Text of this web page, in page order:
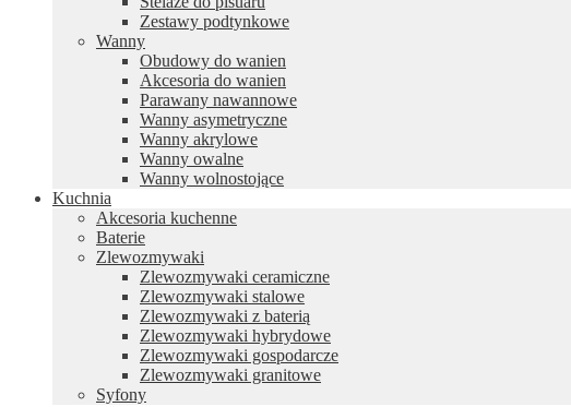
Zestawy podtynkowe
Wanny
Obudowy do wanien
Akcesoria do wanien
Parawany nawannowe
Wanny asymetryczne
Wanny akrylowe
Wanny owalne
Wanny wolnostojące
Kuchnia
Akcesoria kuchenne
Baterie
Zlewozmywaki
Zlewozmywaki ceramiczne
Zlewozmywaki stalowe
Zlewozmywaki z baterią
Zlewozmywaki hybrydowe
Zlewozmywaki gospodarcze
Zlewozmywaki granitowe
Syfony